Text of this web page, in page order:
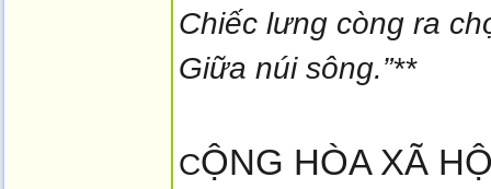
Chiếc lưng còng ra
Giữa núi sông.”**
CỘNG HÒA XÃ